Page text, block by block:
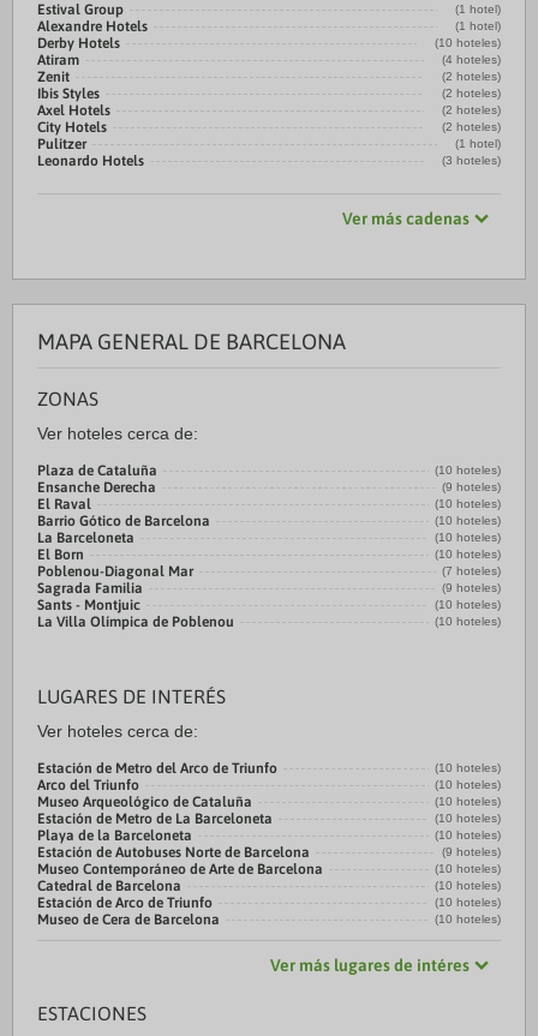
Estival Group (1 hotel)
Alexandre Hotels (1 hotel)
Derby Hotels (10 hoteles)
Atiram (4 hoteles)
Zenit (2 hoteles)
Ibis Styles (2 hoteles)
Axel Hotels (2 hoteles)
City Hotels (2 hoteles)
Pulitzer (1 hotel)
Leonardo Hotels (3 hoteles)
Ver más cadenas
MAPA GENERAL DE BARCELONA
ZONAS
Ver hoteles cerca de:
Plaza de Cataluña (10 hoteles)
Ensanche Derecha (9 hoteles)
El Raval (10 hoteles)
Barrio Gótico de Barcelona (10 hoteles)
La Barceloneta (10 hoteles)
El Born (10 hoteles)
Poblenou-Diagonal Mar (7 hoteles)
Sagrada Familia (9 hoteles)
Sants - Montjuic (10 hoteles)
La Villa Olímpica de Poblenou (10 hoteles)
LUGARES DE INTERÉS
Ver hoteles cerca de:
Estación de Metro del Arco de Triunfo (10 hoteles)
Arco del Triunfo (10 hoteles)
Museo Arqueológico de Cataluña (10 hoteles)
Estación de Metro de La Barceloneta (10 hoteles)
Playa de la Barceloneta (10 hoteles)
Estación de Autobuses Norte de Barcelona (9 hoteles)
Museo Contemporáneo de Arte de Barcelona (10 hoteles)
Catedral de Barcelona (10 hoteles)
Estación de Arco de Triunfo (10 hoteles)
Museo de Cera de Barcelona (10 hoteles)
Ver más lugares de intéres
ESTACIONES